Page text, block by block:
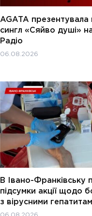
AGATA презентувала
сингл «Сяйво душі»
Радіо
06.08.2026
В Івано-Франківську
підсумки акції щодо
з вірусними